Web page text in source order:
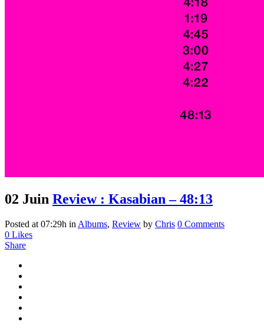
02 Juin Review : Kasabian – 48:13
Posted at 07:29h in Albums, Review by Chris 0 Comments
0 Likes
Share